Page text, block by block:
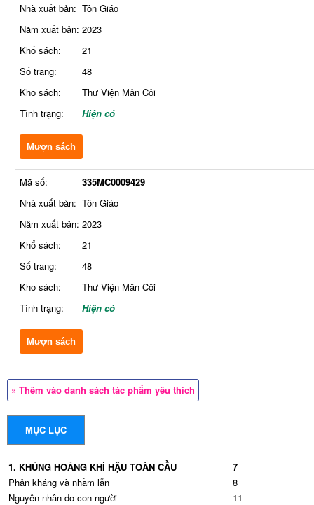
Nhà xuất bản: Tôn Giáo
Năm xuất bản: 2023
Khổ sách:
21
Số trang:
48
Kho sách:
Thư Viện Mân Côi
Tình trạng:
Hiện có
Mượn sách
Mã số:
335MC0009429
Nhà xuất bản: Tôn Giáo
Năm xuất bản: 2023
Khổ sách:
21
Số trang:
48
Kho sách:
Thư Viện Mân Côi
Tình trạng:
Hiện có
Mượn sách
» Thêm vào danh sách tác phẩm yêu thích
MỤC LỤC
1. KHỦNG HOẢNG KHÍ HẬU TOÀN CẦU
7
Phản kháng và nhầm lẫn
8
Nguyên nhân do con người
11